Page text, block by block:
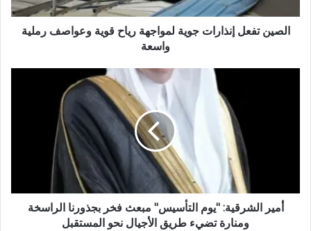
الصين تفعل إنذارات جوية لمواجهة رياح قوية وعواصف رملية
واسعة
أمير الشرقية: "يوم التأسيس" مبعث فخر بجذورنا الراسخة
ومنارة تضيء طريق الأجيال نحو المستقبل